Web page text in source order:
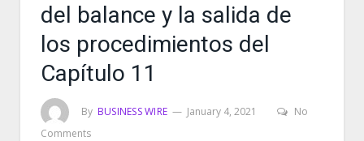
del balance y la salida de
los procedimientos del
Capítulo 11
By BUSINESS WIRE January 4, 2021
No
Comments